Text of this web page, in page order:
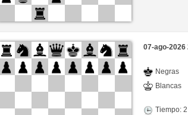
07-ago-2026
Negras
Blancas
Tiempo: